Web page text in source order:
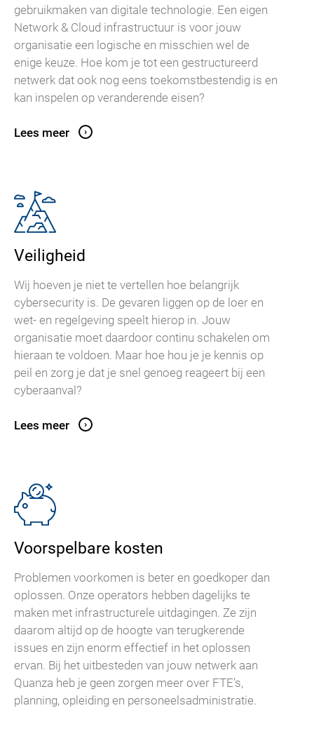
gebruikmaken van digitale technologie. Een eigen
Network & Cloud infrastructuur is voor jouw
organisatie een logische en misschien wel de
enige keuze. Hoe kom je tot een gestructureerd
netwerk dat ook nog eens toekomstbestendig is en
kan inspelen op veranderende eisen?
Lees meer
Veiligheid
Wij hoeven je niet te vertellen hoe belangrijk
cybersecurity is. De gevaren liggen op de loer en
wet- en regelgeving speelt hierop in. Jouw
organisatie moet daardoor continu schakelen om
hieraan te voldoen. Maar hoe hou je je kennis op
peil en zorg je dat je snel genoeg reageert bij een
cyberaanval?
Lees meer
Voorspelbare kosten
Problemen voorkomen is beter en goedkoper dan
oplossen. Onze operators hebben dagelijks te
maken met infrastructurele uitdagingen. Ze zijn
daarom altijd op de hoogte van terugkerende
issues en zijn enorm effectief in het oplossen
ervan. Bij het uitbesteden van jouw netwerk aan
Quanza heb je geen zorgen meer over FTE’s,
planning, opleiding en personeelsadministratie.